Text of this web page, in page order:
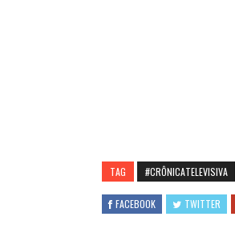
TAG #CRÔNICATELEVISIVA
FACEBOOK TWITTER